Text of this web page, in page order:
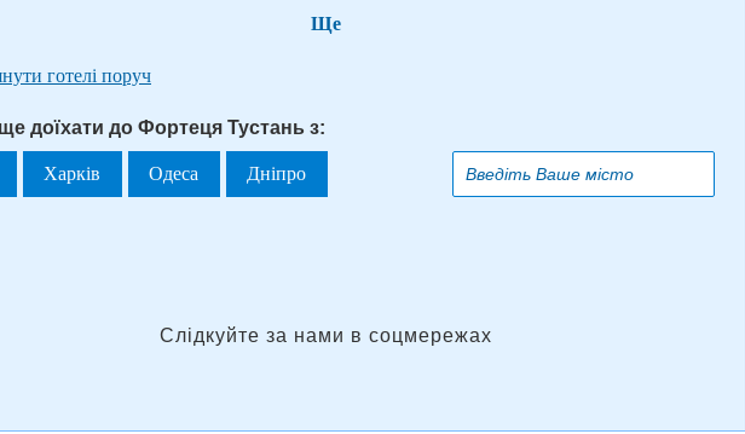
Ще
готелі поруч
доїхати до Фортеця Тустань з:
Харків Одеса Дніпро
Слідкуйте за нами в соцмережах